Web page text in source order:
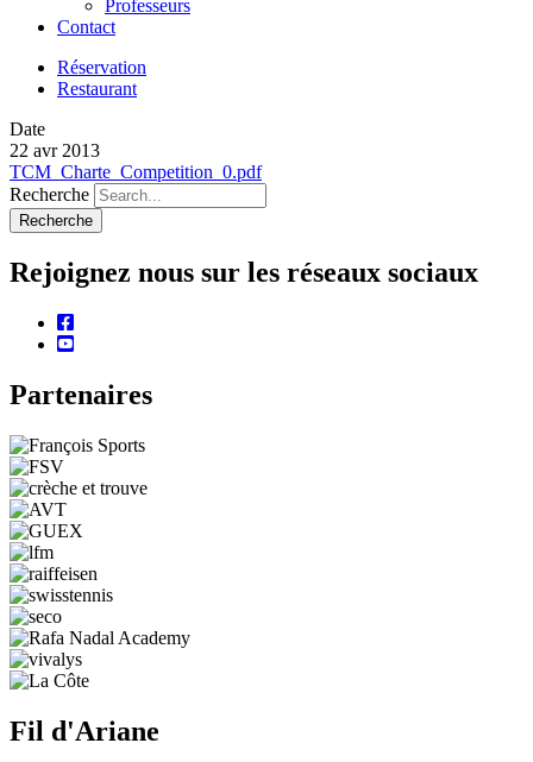
Professeurs
Contact
Réservation
Restaurant
Date
22 avr 2013
TCM_Charte_Competition_0.pdf
Recherche
Rejoignez nous sur les réseaux sociaux
facebook
youtube
Partenaires
Fil d'Ariane